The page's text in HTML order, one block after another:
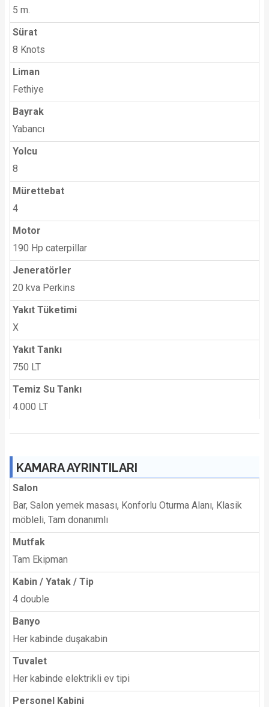
5 m.
Sürat
8 Knots
Liman
Fethiye
Bayrak
Yabancı
Yolcu
8
Mürettebat
4
Motor
190 Hp caterpillar
Jeneratörler
20 kva Perkins
Yakıt Tüketimi
X
Yakıt Tankı
750 LT
Temiz Su Tankı
4.000 LT
KAMARA AYRINTILARI
Salon
Bar, Salon yemek masası, Konforlu Oturma Alanı, Klasik
möbleli, Tam donanımlı
Mutfak
Tam Ekipman
Kabin / Yatak / Tip
4 double
Banyo
Her kabinde duşakabin
Tuvalet
Her kabinde elektrikli ev tipi
Personel Kabini